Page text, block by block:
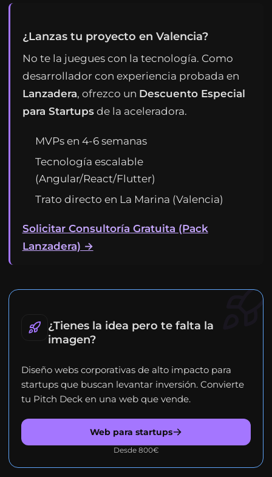
¿Lanzas tu proyecto en Valencia?
No te la juegues con la tecnología. Como
desarrollador con experiencia probada en
Lanzadera, ofrezco un Descuento Especial
para Startupsde la aceleradora.
MVPs en 4-6 semanas
Tecnología escalable
(Angular/React/Flutter)
Trato directo en La Marina (Valencia)
Solicitar Consultoría Gratuita (Pack
Lanzadera) →
¿Tienes la idea pero te falta la
imagen?
Diseño webs corporativas de alto impacto para
startups que buscan levantar inversión. Convierte
tu Pitch Deck en una web que vende.
Web para startups
Desde 800€